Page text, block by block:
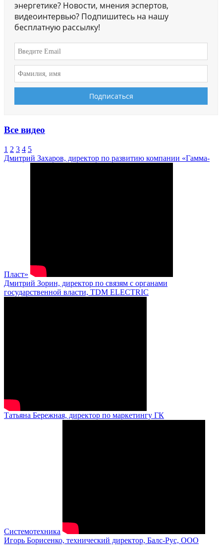
энергетике? Новости, мнения эспертов,
видеоинтервью? Подпишитесь на нашу
бесплатную рассылку!
Все видео
1 2 3 4 5
Дмитрий Захаров, директор по развитию компании «Гамма-
Пласт»
Дмитрий Зорин, директор по связям с органами
государственной власти, TDM ELECTRIC
Татьяна Бережная, директор по маркетингу ГК
Системотехника
Игорь Борисенко, технический директор, Балс-Рус, ООО